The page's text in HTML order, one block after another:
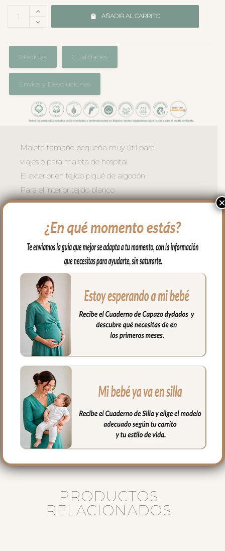
AÑADIR AL CARRITO
Medidas Cualidades
Envíos y Devoluciones
Maleta tamaño pequeña muy útil para
viajes o para maleta de hospital
El exterior en tejido piqué de algodón.
Para el interior tejido blanco
impermeable; muy fácil de limpiar por
necesites puedes lavar en lavadora
siempre agua fría jabones no abrasivos y
secado al natural.
Cierre con cremallera de doble carro al
tono del estampado.
Puedes llevar todas las cositas de tu bebé
bien organizadas y sujetas en el interior y
además cuenta con un bolsillo interior
con cremallera.
Ideal para llevar de la mano con sus asas
cortas o llevar al hombro con el asa largo.
Medidas Maleta:
56 cms Ancho
40 cms Alto
16 cms de lomo
PRODUCTOS
RELACIONADOS
×